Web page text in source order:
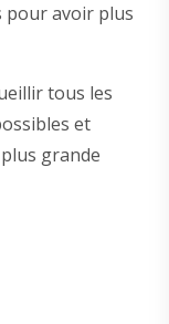
pour avoir plus
tous les
et
grande